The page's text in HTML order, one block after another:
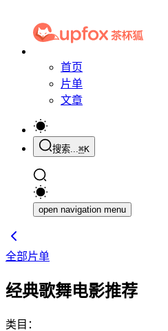
首页
片单
文章
搜索...⌘K
open navigation menu
全部片单
经典歌舞电影推荐
类目：